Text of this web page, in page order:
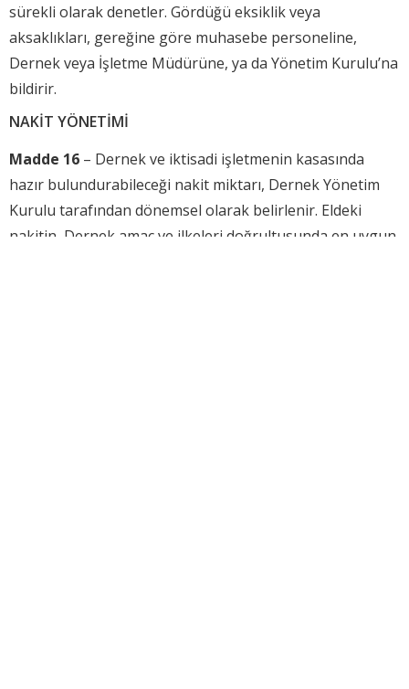
sürekli olarak denetler. Gördüğü eksiklik veya
aksaklıkları, gereğine göre muhasebe personeline,
Dernek veya İşletme Müdürüne, ya da Yönetim Kurulu’na
bildirir.
NAKİT YÖNETİMİ
Madde 16 – Dernek ve iktisadi işletmenin kasasında
hazır bulundurabileceği nakit miktarı, Dernek Yönetim
Kurulu tarafından dönemsel olarak belirlenir. Eldeki
nakitin, Dernek amaç ve ilkeleri doğrultusunda en uygun